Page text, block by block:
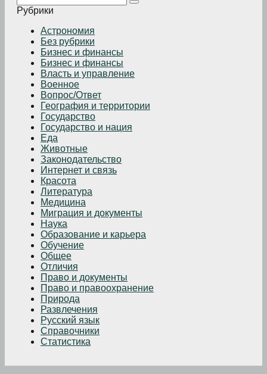
Рубрики
Астрономия
Без рубрики
Бизнеc и финансы
Бизнес и финансы
Власть и управление
Военное
Вопрос/Ответ
География и территории
Государство
Государство и нация
Еда
Животные
Законодательство
Интернет и связь
Красота
Литература
Медицина
Миграция и документы
Наука
Образование и карьера
Обучение
Общее
Отличия
Право и документы
Право и правоохранение
Природа
Развлечения
Русский язык
Справочники
Статистика